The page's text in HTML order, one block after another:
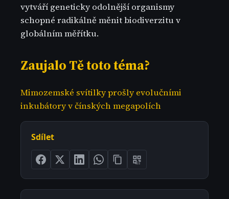
vytváří geneticky odolnější organismy
schopné radikálně měnit biodiverzitu v
globálním měřítku.
Zaujalo Tě toto téma?
Mimozemské svítilky prošly evolučními
inkubátory v čínských megapolích
Sdílet